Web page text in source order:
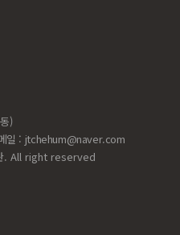
)
일 : jtchehum@naver.com
. All right reserved